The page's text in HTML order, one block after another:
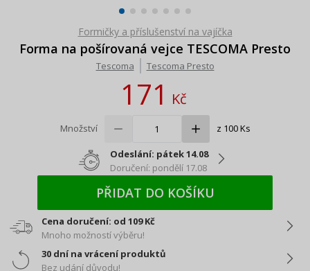
Formičky a příslušenství na vajíčka
Forma na pošírovaná vejce TESCOMA Presto
Tescoma Tescoma Presto
171Kč
Množství z 100 Ks
Odeslání: pátek 14.08
Doručení: pondělí 17.08
PŘIDAT DO KOŠÍKU
Cena doručení: od 109 Kč
Mnoho možností výběru!
30 dní na vrácení produktů
Bez udání důvodu!